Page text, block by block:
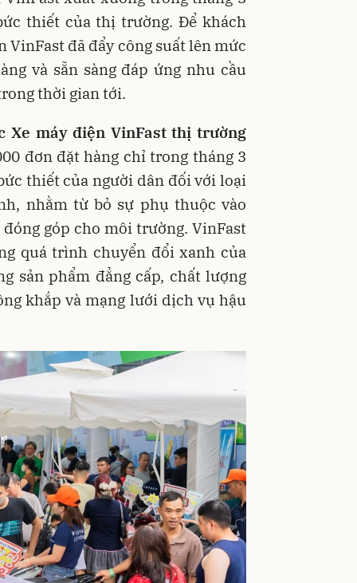
thiết của thị trường. Để khách
đã đẩy công suất lên mức
và sẵn sàng đáp ứng nhu cầu
thời gian tới.
Xe máy điện VinFast thị trường
đơn đặt hàng chỉ trong tháng 3
thiết của người dân đối với loại
nhằm từ bỏ sự phụ thuộc vào
góp cho môi trường. VinFast
quá trình chuyển đổi xanh của
sản phẩm đẳng cấp, chất lượng
khắp và mạng lưới dịch vụ hậu